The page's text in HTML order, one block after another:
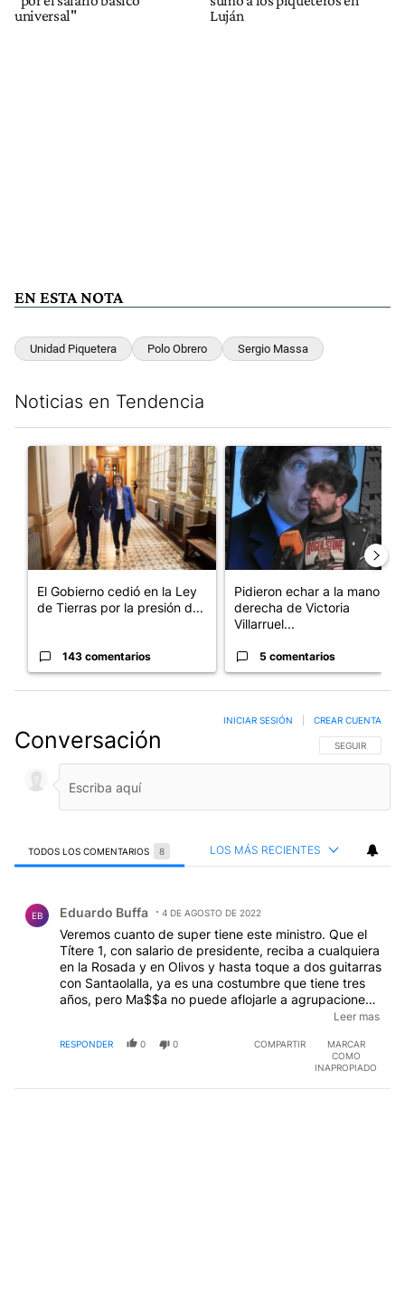
universal"
Luján
EN ESTA NOTA
Unidad Piquetera Polo Obrero Sergio Massa
Noticias en Tendencia
Un artículo de tendencia con el título "El Gobierno cedió en
El Gobierno cedió en la Ley
de Tierras por la presión d...
143 comentarios
Un artículo de tendencia con
Pidieron echar a la mano
derecha de Victoria
Villarruel...
5 comentarios
Conversación SIGA ESTA
SEGUIR
INICIAR SESIÓN CREAR CUENTA
TODOS LOS COMENTARIOS 8 LOS MÁS RECIENTES
EB Eduardo Buffa 4 DE AGOSTO DE 2022
Veremos cuanto de super tiene este ministro. Que el
Títere 1, con salario de presidente, reciba a cualquiera
en la Rosada y en Olivos y hasta toque a dos guitarras
con Santaolalla, ya es una costumbre que tiene tres
años, pero Ma$$a no puede aflojarle a agrupaciones
que transitan no en la vereda del medio, sino en la
Estamos yendo al 2001 con algo de 1975.
Leer mas
RESPONDER 0 0 COMPARTIR
MARCAR
COMO
INAPROPIADO